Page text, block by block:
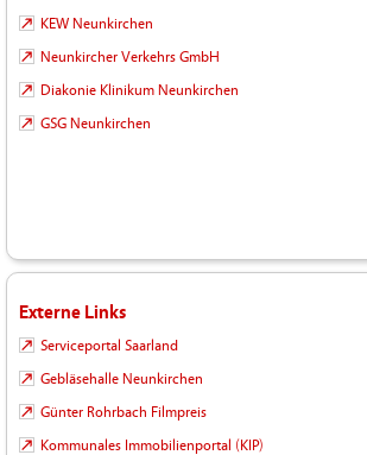
KEW Neunkirchen
Neunkircher Verkehrs GmbH
Diakonie Klinikum Neunkirchen
GSG Neunkirchen
Externe Links
Serviceportal Saarland
Gebläsehalle Neunkirchen
Günter Rohrbach Filmpreis
Kommunales Immobilienportal (KIP)